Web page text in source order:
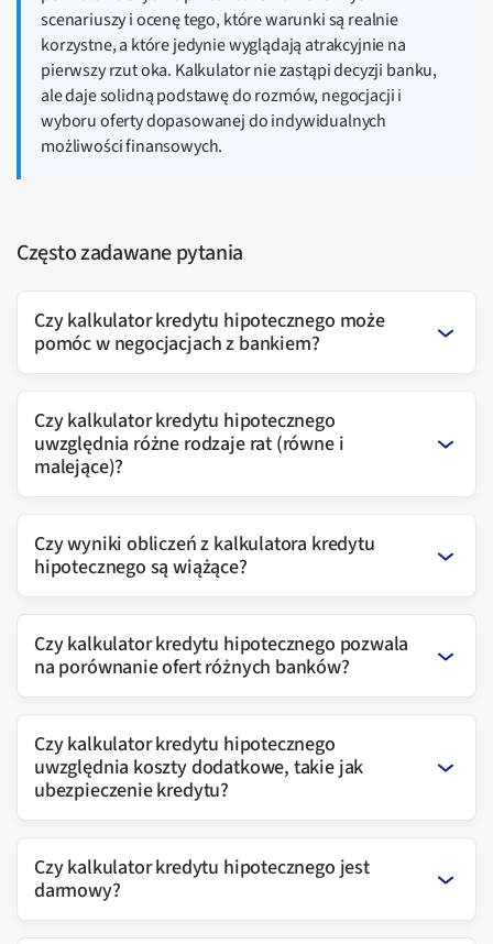
scenariuszy i ocenę tego, które warunki są realnie
korzystne, a które jedynie wyglądają atrakcyjnie na
pierwszy rzut oka. Kalkulator nie zastąpi decyzji banku,
ale daje solidną podstawę do rozmów, negocjacji i
wyboru oferty dopasowanej do indywidualnych
możliwości finansowych.
Często zadawane pytania
Czy kalkulator kredytu hipotecznego może
pomóc w negocjacjach z bankiem?
Czy kalkulator kredytu hipotecznego
uwzględnia różne rodzaje rat (równe i
malejące)?
Czy wyniki obliczeń z kalkulatora kredytu
hipotecznego są wiążące?
Czy kalkulator kredytu hipotecznego pozwala
na porównanie ofert różnych banków?
Czy kalkulator kredytu hipotecznego
uwzględnia koszty dodatkowe, takie jak
ubezpieczenie kredytu?
Czy kalkulator kredytu hipotecznego jest
darmowy?